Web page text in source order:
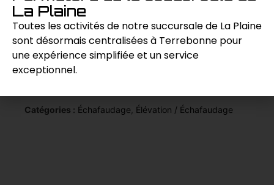
de l’échafaudage pendant les travaux en
hauteur.
Demande de prix
Catégories : Échafaudage Élévation / Échafaudage
La Plaine
Toutes les activités de notre succursale de La Plaine
sont désormais centralisées à Terrebonne pour
une expérience simplifiée et un service
exceptionnel.